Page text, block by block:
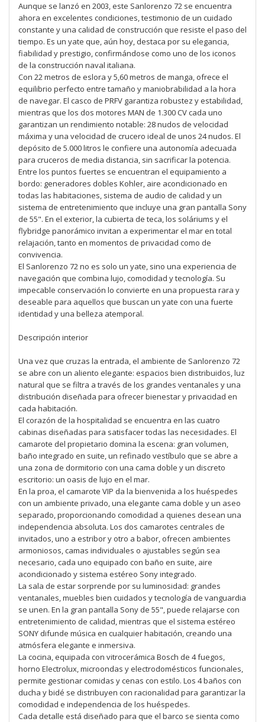
Aunque se lanzó en 2003, este Sanlorenzo 72 se encuentra
ahora en excelentes condiciones, testimonio de un cuidado
constante y una calidad de construcción que resiste el paso del
tiempo. Es un yate que, aún hoy, destaca por su elegancia,
fiabilidad y prestigio, confirmándose como uno de los iconos
de la construcción naval italiana.
Con 22 metros de eslora y 5,60 metros de manga, ofrece el
equilibrio perfecto entre tamaño y maniobrabilidad a la hora
de navegar. El casco de PRFV garantiza robustez y estabilidad,
mientras que los dos motores MAN de 1.300 CV cada uno
garantizan un rendimiento notable: 28 nudos de velocidad
máxima y una velocidad de crucero ideal de unos 24 nudos. El
depósito de 5.000 litros le confiere una autonomía adecuada
para cruceros de media distancia, sin sacrificar la potencia.
Entre los puntos fuertes se encuentran el equipamiento a
bordo: generadores dobles Kohler, aire acondicionado en
todas las habitaciones, sistema de audio de calidad y un
sistema de entretenimiento que incluye una gran pantalla Sony
de 55". En el exterior, la cubierta de teca, los soláriums y el
flybridge panorámico invitan a experimentar el mar en total
relajación, tanto en momentos de privacidad como de
convivencia.
El Sanlorenzo 72 no es solo un yate, sino una experiencia de
navegación que combina lujo, comodidad y tecnología. Su
impecable conservación lo convierte en una propuesta rara y
deseable para aquellos que buscan un yate con una fuerte
identidad y una belleza atemporal.
Descripción interior
Una vez que cruzas la entrada, el ambiente de Sanlorenzo 72
se abre con un aliento elegante: espacios bien distribuidos, luz
natural que se filtra a través de los grandes ventanales y una
distribución diseñada para ofrecer bienestar y privacidad en
cada habitación.
El corazón de la hospitalidad se encuentra en las cuatro
cabinas diseñadas para satisfacer todas las necesidades. El
camarote del propietario domina la escena: gran volumen,
baño integrado en suite, un refinado vestíbulo que se abre a
una zona de dormitorio con una cama doble y un discreto
escritorio: un oasis de lujo en el mar.
En la proa, el camarote VIP da la bienvenida a los huéspedes
con un ambiente privado, una elegante cama doble y un aseo
separado, proporcionando comodidad a quienes desean una
independencia absoluta. Los dos camarotes centrales de
invitados, uno a estribor y otro a babor, ofrecen ambientes
armoniosos, camas individuales o ajustables según sea
necesario, cada uno equipado con baño en suite, aire
acondicionado y sistema estéreo Sony integrado.
La sala de estar sorprende por su luminosidad: grandes
ventanales, muebles bien cuidados y tecnología de vanguardia
se unen. En la gran pantalla Sony de 55", puede relajarse con
entretenimiento de calidad, mientras que el sistema estéreo
SONY difunde música en cualquier habitación, creando una
atmósfera elegante e inmersiva.
La cocina, equipada con vitrocerámica Bosch de 4 fuegos,
horno Electrolux, microondas y electrodomésticos funcionales,
permite gestionar comidas y cenas con estilo. Los 4 baños con
ducha y bidé se distribuyen con racionalidad para garantizar la
comodidad e independencia de los huéspedes.
Cada detalle está diseñado para que el barco se sienta como